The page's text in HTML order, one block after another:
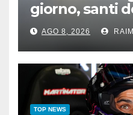
giorno, santi
famosi,
AGO 8, 2026
TOP NEWS